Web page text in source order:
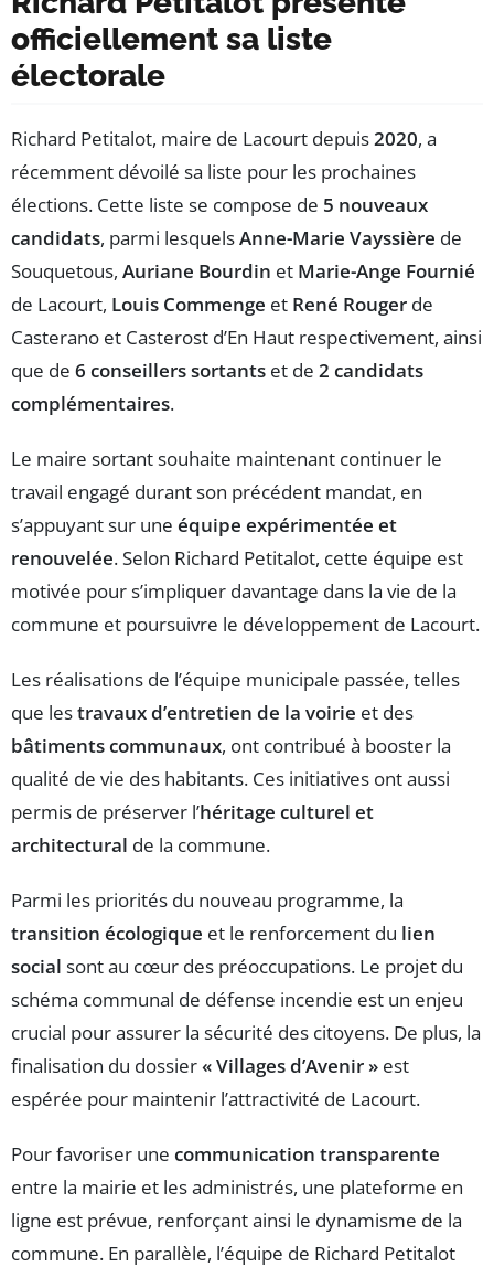
officiellement sa liste
électorale
Richard Petitalot, maire de Lacourt depuis2020, a
récemment dévoilé sa liste pour les prochaines
élections. Cette liste se compose de 5 nouveaux
candidats, parmi lesquelsAnne-Marie Vayssière de
Souquetous, Auriane Bourdin et Marie-Ange Fournié
de Lacourt, Louis Commenge et René Rouger de
Casterano et Casterost d’En Haut respectivement, ainsi
que de 6 conseillers sortants et de 2 candidats
complémentaires.
Le maire sortant souhaite maintenant continuer le
travail engagé durant son précédent mandat, en
s’appuyant sur une équipe expérimentée et
renouvelée. Selon Richard Petitalot, cette équipe est
motivée pour s’impliquer davantage dans la vie de la
commune et poursuivre le développement de Lacourt.
Les réalisations de l’équipe municipale passée, telles
que lestravaux d’entretien de la voirie et des
bâtiments communaux, ont contribué à booster la
qualité de vie des habitants. Ces initiatives ont aussi
permis de préserver l’héritage culturel et
architectural de la commune.
Parmi les priorités du nouveau programme, la
transition écologique et le renforcement du lien
social sont au cœur des préoccupations. Le projet du
schéma communal de défense incendie est un enjeu
crucial pour assurer la sécurité des citoyens. De plus, la
finalisation du dossier« Villages d’Avenir » est
espérée pour maintenir l’attractivité de Lacourt.
Pour favoriser une communication transparente
entre la mairie et les administrés, une plateforme en
ligne est prévue, renforçant ainsi le dynamisme de la
commune. En parallèle, l’équipe de Richard Petitalot